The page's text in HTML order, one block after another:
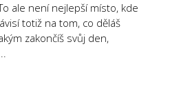
ale není nejlepší místo, kde
totiž na tom, co děláš
zakončíš svůj den,